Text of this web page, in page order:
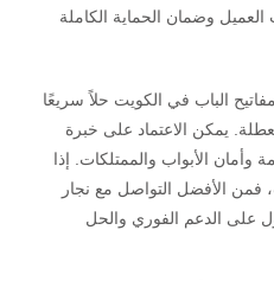
وضمان الحماية الكاملة
الباب في الكويت حلاً سريعًا
يمكن الاعتماد على خبرة
وأمان الأبواب والممتلكات. إذا
فمن الأفضل التواصل مع نجار
على الدعم الفوري والحل